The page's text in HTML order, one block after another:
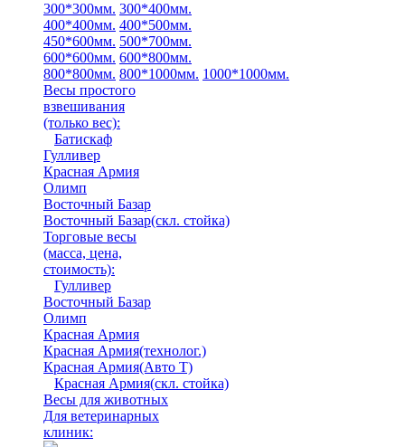
300*300мм. 300*400мм.
400*400мм. 400*500мм.
450*600мм. 500*700мм.
600*600мм. 600*800мм.
800*800мм. 800*1000мм. 1000*1000мм.
Весы простого
взвешивания
(только вес):
Батискаф
Гулливер
Красная Армия
Олимп
Восточный Базар
Восточный Базар(скл. стойка)
Торговые весы
(масса, цена,
стоимость):
Гулливер
Восточный Базар
Олимп
Красная Армия
Красная Армия(технолог.)
Красная Армия(Авто Т)
Красная Армия(скл. стойка)
Весы для животных
Для ветеринарных
клиник: